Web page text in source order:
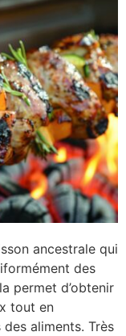
ancestrale qui
des
permet d’obtenir
tout en
aliments. Très